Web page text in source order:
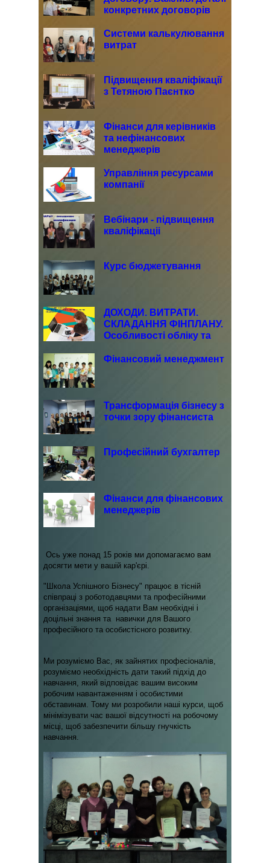
конкретних договорів
Системи калькулювання
витрат
Підвищення кваліфікації
з Тетяною Паєнтко
Фінанси для керівників
та нефінансових
менеджерів
Управління ресурсами
компанії
Вебінари - підвищення
кваліфікаціі
Курс бюджетування
ДОХОДИ. ВИТРАТИ.
СКЛАДАННЯ ФІНПЛАНУ.
Особливості обліку та
Фінансовий менеджмент
Трансформація бізнесу з
точки зору фінансиста
Професійний бухгалтер
Фінанси для фінансових
менеджерів
Ось уже понад 15 років ми допомагаємо вам
досягти мети у вашій кар'єрі.
"Школа Успішного Бізнесу" працює в тісній
співпраці з роботодавцями та професійними
організаціями, щоб надати Вам необхідні і
доцільні знання та навички для Вашого
професійного та особистісного розвитку.
Ми розуміємо Вас, як зайнятих професіоналів,
розуміємо необхідність дати такий підхід до
навчання, який відповідає вашим високим
робочим навантаженням і особистими
обставинам. Тому ми розробили наші курси, щоб
мінімізувати час вашої відсутності на робочому
місці, щоб забезпечити більшу гнучкість
навчання.